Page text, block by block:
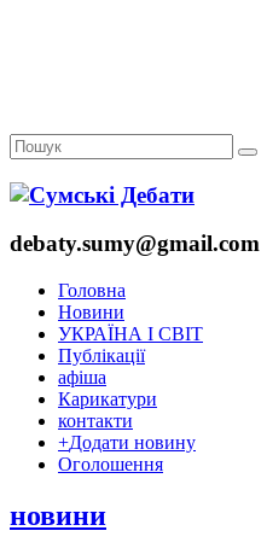
debaty.sumy@gmail.com
Головна
Новини
УКРАЇНА І СВІТ
Публікації
афіша
Карикатури
контакти
+Додати новину
Оголошення
новини